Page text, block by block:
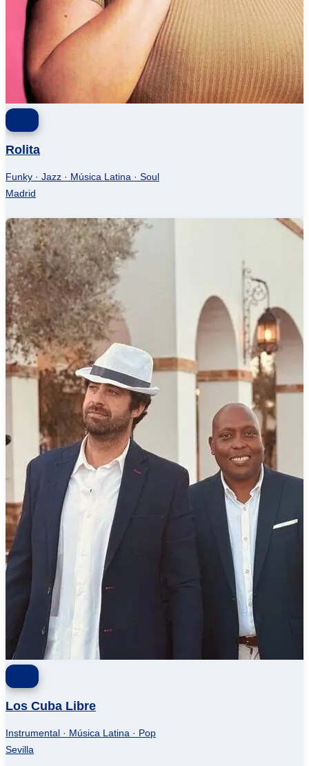
Rolita
Funky · Jazz · Música Latina · Soul
Madrid
Los Cuba Libre
Instrumental · Música Latina · Pop
Sevilla